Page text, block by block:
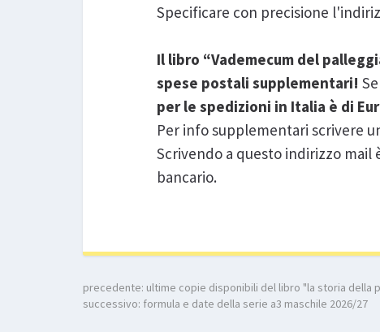
Specificare con precisione
Il libro “Vademecum del
spese postali supplementari!
per le spedizioni in Italia è di
Per info supplementari scrivere
Scrivendo a questo indirizzo
bancario.
precedente: ultime copie disponibili del libro "la storia della
successivo: formula e date della serie a3 maschile 2026/27